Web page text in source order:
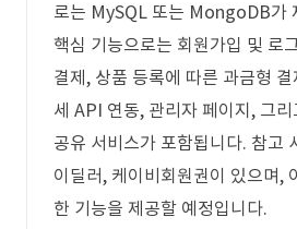
로는 MySQL 또는 MongoDB가
핵심 기능으로는 회원가입 및 로
결제, 상품 등록에 따른 과금형 결
세 API 연동, 관리자 페이지, 그
공유 서비스가 포함됩니다. 참고
이딜러, 케이비회원권이 있으며,
한 기능을 제공할 예정입니다.